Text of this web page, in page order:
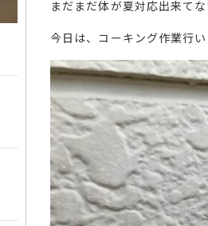
まだまだ体が夏対応出来て
今日は、コーキング作業行